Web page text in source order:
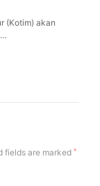
(Kotim) akan
fields are marked *